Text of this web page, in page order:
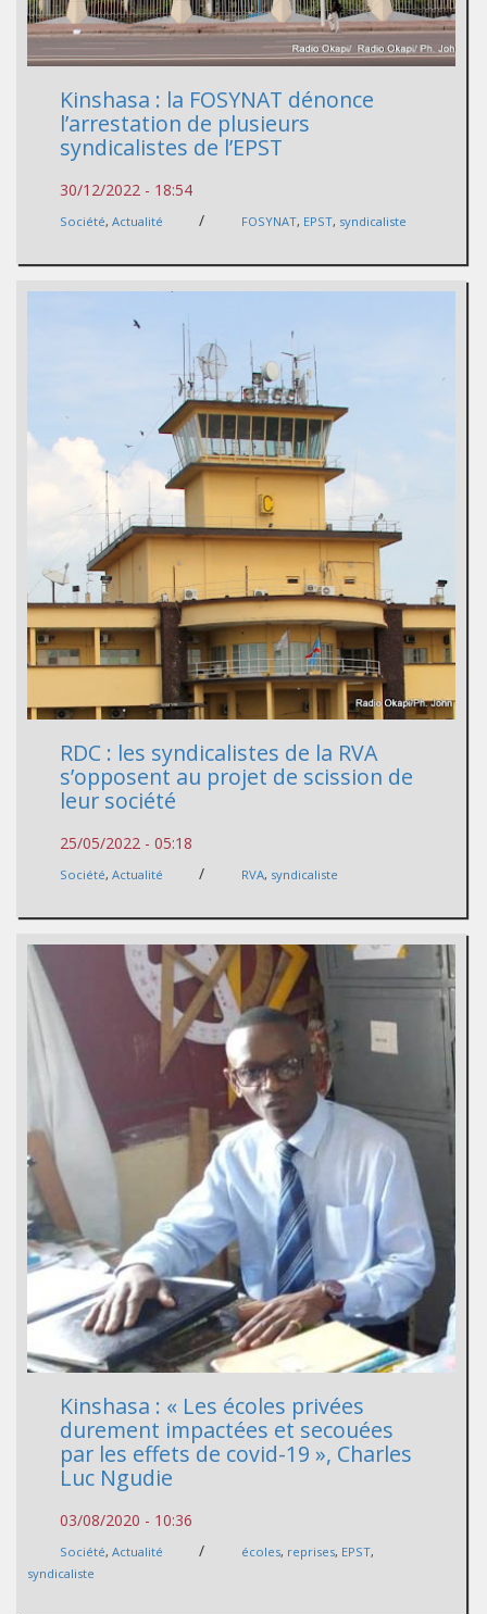
Kinshasa : la FOSYNAT dénonce
l’arrestation de plusieurs
syndicalistes de l’EPST
30/12/2022 - 18:54
Société, Actualité / FOSYNAT, EPST, syndicaliste
RDC : les syndicalistes de la RVA
s’opposent au projet de scission de
leur société
25/05/2022 - 05:18
Société, Actualité / RVA, syndicaliste
Kinshasa : « Les écoles privées
durement impactées et secouées
par les effets de covid-19 », Charles
Luc Ngudie
03/08/2020 - 10:36
Société, Actualité / écoles, reprises, EPST,
syndicaliste